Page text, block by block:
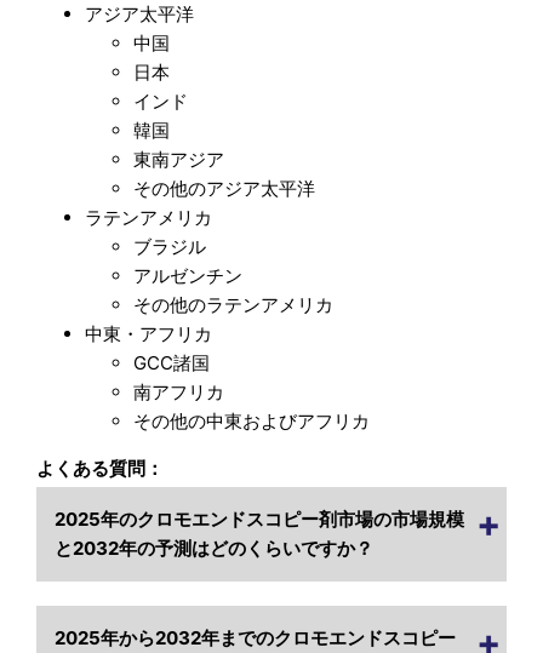
アジア太平洋
中国
日本
インド
韓国
東南アジア
その他のアジア太平洋
ラテンアメリカ
ブラジル
アルゼンチン
その他のラテンアメリカ
中東・アフリカ
GCC諸国
南アフリカ
その他の中東およびアフリカ
よくある質問：
2025年のクロモエンドスコピー剤市場の市場規模
と2032年の予測はどのくらいですか？
2025年から2032年までのクロモエンドスコピー